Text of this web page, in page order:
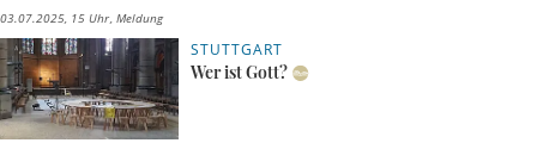
03.07.2025, 15 Uhr Meldung
STUTTGART
Wer ist Gott?